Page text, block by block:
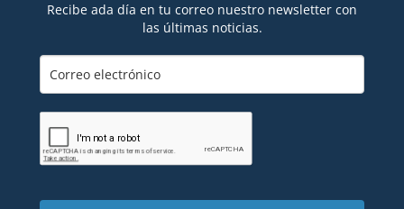
Recibe ada día en tu correo nuestro newsletter con
las últimas noticias.